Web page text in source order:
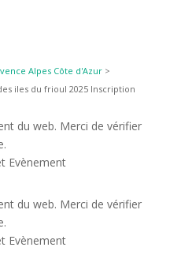
Alpes Côte d'Azur>
iles du frioul 2025 Inscription
du web. Merci de vérifier
Evènement
du web. Merci de vérifier
Evènement